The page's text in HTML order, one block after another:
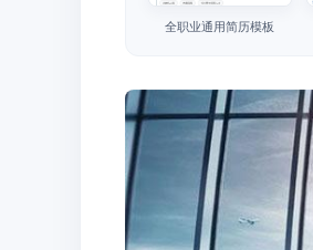
全职业通用简历模板